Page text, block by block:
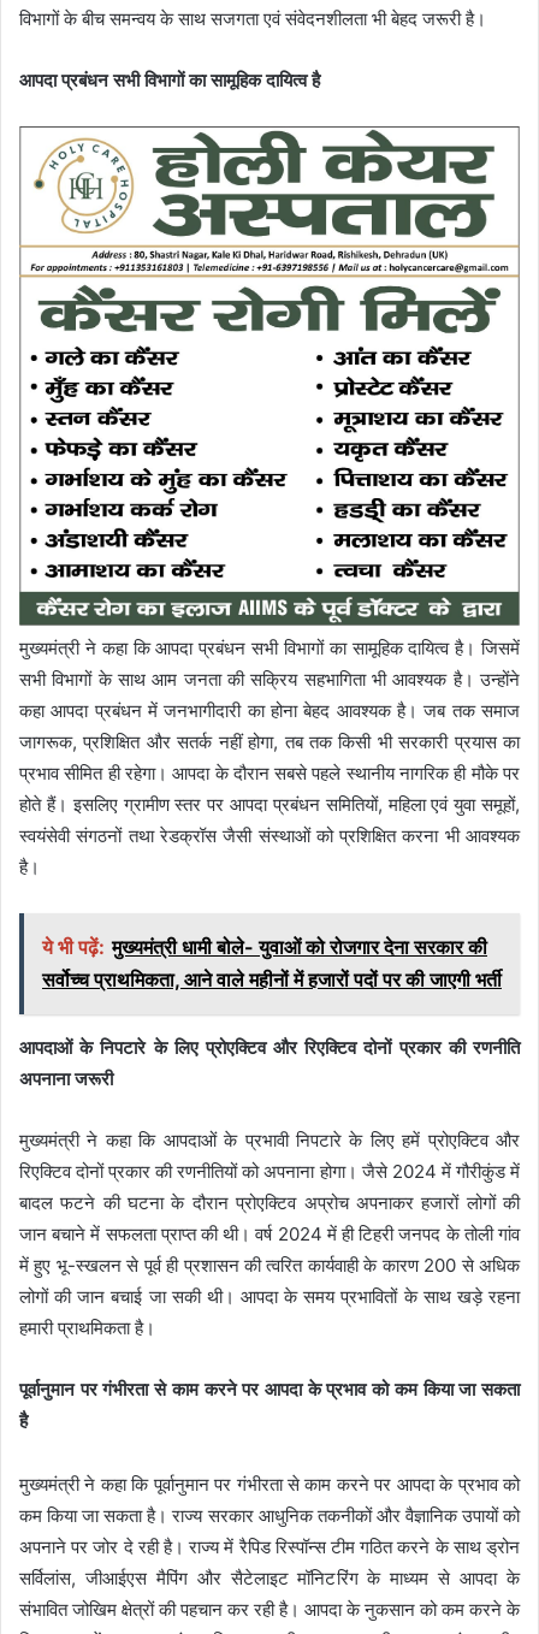
विभागों के बीच समन्वय के साथ सजगता एवं संवेदनशीलता भी बेहद जरूरी है।
आपदा प्रबंधन सभी विभागों का सामूहिक दायित्व है
मुख्यमंत्री ने कहा कि आपदा प्रबंधन सभी विभागों का सामूहिक दायित्व है। जिसमें
सभी विभागों के साथ आम जनता की सक्रिय सहभागिता भी आवश्यक है। उन्होंने
कहा आपदा प्रबंधन में जनभागीदारी का होना बेहद आवश्यक है। जब तक समाज
जागरूक, प्रशिक्षित और सतर्क नहीं होगा, तब तक किसी भी सरकारी प्रयास का
प्रभाव सीमित ही रहेगा। आपदा के दौरान सबसे पहले स्थानीय नागरिक ही मौके पर
होते हैं। इसलिए ग्रामीण स्तर पर आपदा प्रबंधन समितियों, महिला एवं युवा समूहों,
स्वयंसेवी संगठनों तथा रेडक्रॉस जैसी संस्थाओं को प्रशिक्षित करना भी आवश्यक
है।
ये भी पढ़ें: मुख्यमंत्री धामी बोले- युवाओं को रोजगार देना सरकार की
सर्वोच्च प्राथमिकता, आने वाले महीनों में हजारों पदों पर की जाएगी भर्ती
आपदाओं के निपटारे के लिए प्रोएक्टिव और रिएक्टिव दोनों प्रकार की रणनीति
अपनाना जरूरी
मुख्यमंत्री ने कहा कि आपदाओं के प्रभावी निपटारे के लिए हमें प्रोएक्टिव और
रिएक्टिव दोनों प्रकार की रणनीतियों को अपनाना होगा। जैसे 2024 में गौरीकुंड में
बादल फटने की घटना के दौरान प्रोएक्टिव अप्रोच अपनाकर हजारों लोगों की
जान बचाने में सफलता प्राप्त की थी। वर्ष 2024 में ही टिहरी जनपद के तोली गांव
में हुए भू-स्खलन से पूर्व ही प्रशासन की त्वरित कार्यवाही के कारण 200 से अधिक
लोगों की जान बचाई जा सकी थी। आपदा के समय प्रभावितों के साथ खड़े रहना
हमारी प्राथमिकता है।
पूर्वानुमान पर गंभीरता से काम करने पर आपदा के प्रभाव को कम किया जा सकता
है
मुख्यमंत्री ने कहा कि पूर्वानुमान पर गंभीरता से काम करने पर आपदा के प्रभाव को
कम किया जा सकता है। राज्य सरकार आधुनिक तकनीकों और वैज्ञानिक उपायों को
अपनाने पर जोर दे रही है। राज्य में रैपिड रिस्पॉन्स टीम गठित करने के साथ ड्रोन
सर्विलांस, जीआईएस मैपिंग और सैटेलाइट मॉनिटरिंग के माध्यम से आपदा के
संभावित जोखिम क्षेत्रों की पहचान कर रही है। आपदा के नुकसान को कम करने के